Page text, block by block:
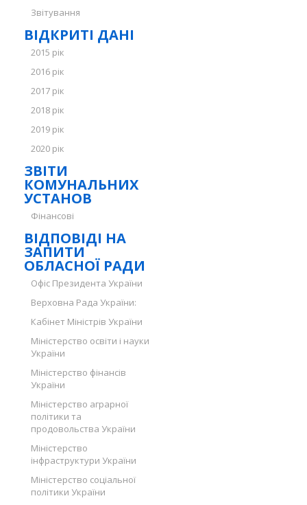
Звітування
ВІДКРИТІ ДАНІ
2015 рік
2016 рік
2017 рік
2018 рік
2019 рік
2020 рік
ЗВІТИ
КОМУНАЛЬНИХ
УСТАНОВ
Фінансові
ВІДПОВІДІ НА
ЗАПИТИ
ОБЛАСНОЇ РАДИ
Офіс Президента України
Верховна Рада України:
Кабінет Міністрів України
Міністерство освіти і науки
України
Міністерство фінансів
України
Міністерство аграрної
політики та
продовольства України
Міністерство
інфраструктури України
Міністерство соціальної
політики України